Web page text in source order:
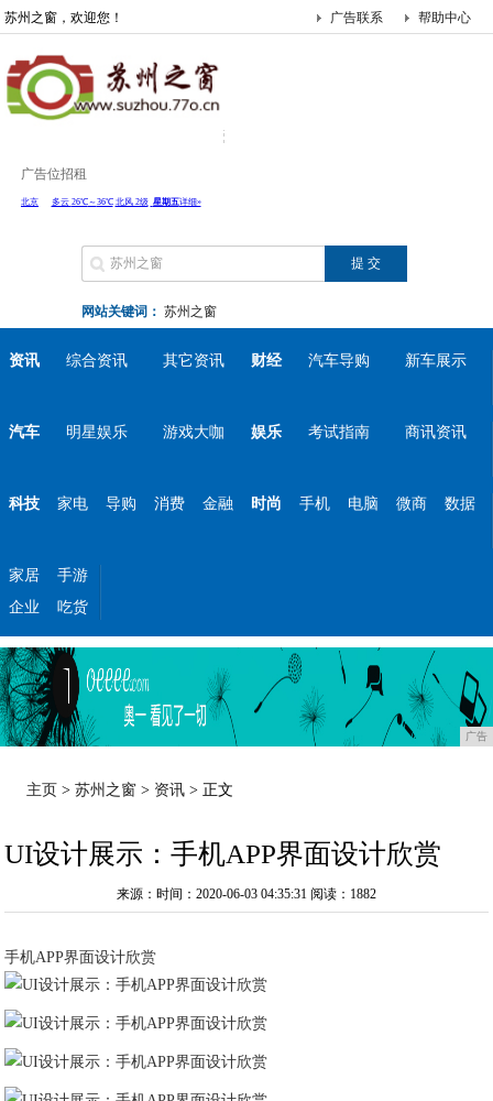
苏州之窗，欢迎您！ 帮助中心
广告联系
广告位招租
网站关键词： 苏州之窗
资讯 综合资讯 其它资讯 财经 汽车导购 新车展示
汽车 明星娱乐 游戏大咖 娱乐 考试指南 商讯资讯
科技 家电 导购 消费 金融 时尚 手机 电脑 微商 数据
家居
手游
企业
吃货
广告
主页 >苏州之窗 > 资讯 > 正文
UI设计展示：手机APP界面设计欣赏
来源：时间：2020-06-03 04:35:31 阅读：1882
手机APP界面设计欣赏